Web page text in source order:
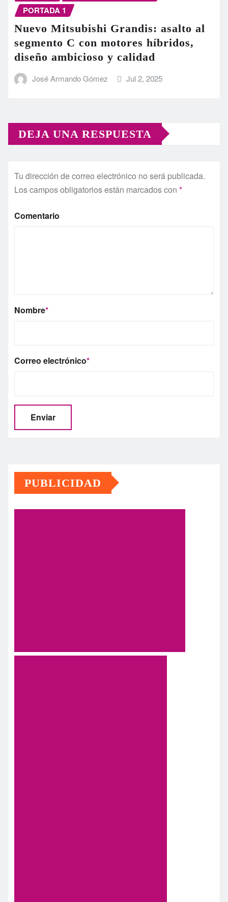
PORTADA 1
Nuevo Mitsubishi Grandis: asalto al
segmento C con motores híbridos,
diseño ambicioso y calidad
José Armando Gómez Jul 2, 2025
DEJA UNA RESPUESTA
Tu dirección de correo electrónico no será publicada.
Los campos obligatorios están marcados con *
Comentario
Nombre*
Correo electrónico*
PUBLICIDAD